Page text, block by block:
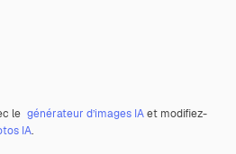
le générateur d’images IAet modifiez-
IA.